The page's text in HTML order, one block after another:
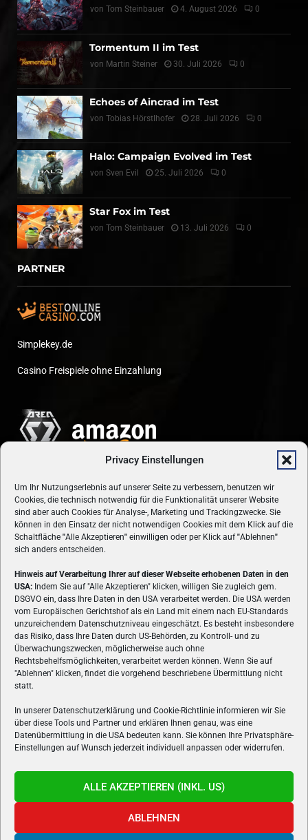
Privacy Einstellungen
Um Ihr Nutzungserlebnis auf unserer Seite zu verbessern, benutzen wir
Cookies, die technisch notwendig für die Funktionalität unserer Website
sind aber auch Cookies für Analyse-, Marketing und Trackingzwecke. Sie
können in den Einsatz der nicht notwendigen Cookies mit dem Klick auf die
Schaltfläche "Alle Akzeptieren" einwilligen oder per Klick auf"Ablehnen"
sich anders entscheiden.
Hinweis auf Verarbeitung Ihrer auf dieser Webseite erhobenen Daten in den
USA: Indem Sie auf "Alle Akzeptieren" klicken, willigen Sie zugleich gem.
DSGVO ein, dass Ihre Daten in den USA verarbeitet werden. Die USA werden
vom Europäischen Gerichtshof als ein Land mit einem nach EU-Standards
unzureichendem Datenschutzniveau eingeschätzt. Es besteht insbesondere
das Risiko, dass Ihre Daten durch US-Behörden, zu Kontroll- und zu
Überwachungszwecken, möglicherweise auch ohne
Rechtsbehelfsmöglichkeiten, verarbeitet werden können. Wenn Sie auf
"Ablehnen" klicken, findet die vorgehend beschriebene Übermittlung nicht
statt.
In unserer Datenschutzerklärung und Cookie-Richtlinie informieren wir Sie
über diese Tools und Partner und erklären Ihnen genau, was eine
Datenübermittlung in die USA bedeuten kann. Sie können Ihre Privatsphäre-
Einstellungen auf Wunsch jederzeit individuell anpassen oder widerrufen.
ALLE AKZEPTIEREN (INKL. US)
ABLEHNEN
von Tom Steinbauer 4. August 2026 0
Tormentum II im Test
von Martin Steiner 30. Juli 2026 0
Echoes of Aincrad im Test
von Tobias Hörstlhofer 28. Juli 2026 0
Halo: Campaign Evolved im Test
von Sven Evil 25. Juli 2026 0
Star Fox im Test
von Tom Steinbauer 13. Juli 2026 0
PARTNER
Simplekey.de
Casino Freispiele ohne Einzahlung
ÜBER UNS
VON GAMERN, FÜR GAMER! Gamers.at ist das älteste Online-
Spielemagazin Österreichs und bringt täglich aktuelle News,
Reviews und Videos zu PC- und Konsolenspielen, Gaming-
Hardware und aus der Welt des e-Sport's.
FOLGE UNS